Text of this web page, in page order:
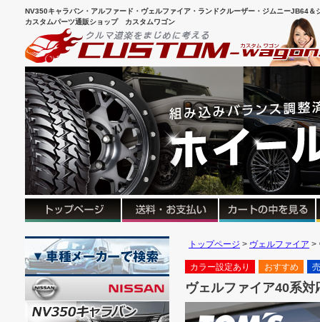
NV350キャラバン・アルファード・ヴェルファイア・ランドクルーザー・ジムニーJB64
カスタムパーツ通販ショップ カスタムワゴン
トップページ ヴェルファイア
カラー設定あり おすすめ
ヴェルファイア40系